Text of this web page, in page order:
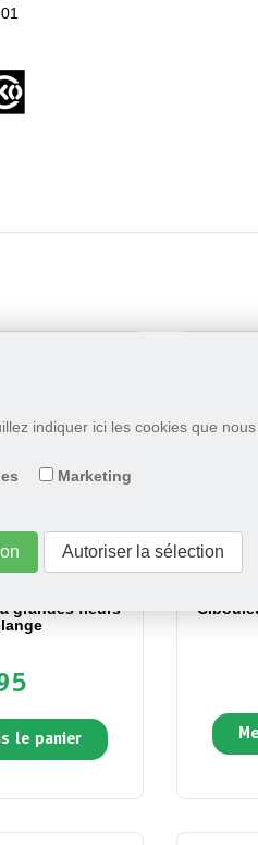
indiquer ici les cookies que
Marketing
Autoriser la sélection
grandes fleurs
le panier